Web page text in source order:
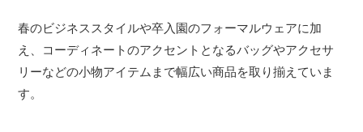
春のビジネススタイルや卒入園のフォーマルウェアに加
え、コーディネートのアクセントとなるバッグやアクセサ
リーなどの小物アイテムまで幅広い商品を取り揃えていま
す。